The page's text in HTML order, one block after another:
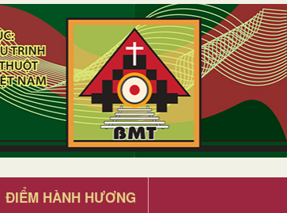
ĐIỂM HÀNH HƯƠNG